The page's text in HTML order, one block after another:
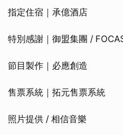
指定住宿｜承億酒店
特別感謝｜御盟集團 /
節目製作｜必應創造
售票系統｜拓元售票系統
照片提供 / 相信音樂